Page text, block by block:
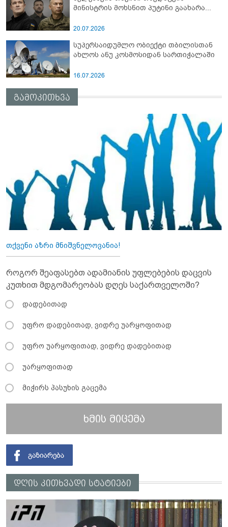
მინისტრის მოხსნით პუტინი გაახარა...
20.07.2026
სუპერსაიდუმლო ობიექტი თბილისთან
ახლოს ანუ კოსმოსიდან სართიჭალაში
16.07.2026
გამოკითხვა
თქვენი აზრი მნიშვნელოვანია!
როგორ შეაფასებთ ადამიანის უფლებების დაცვის
კუთხით მდგომარეობას დღეს საქართველოში?
დადებითად
უფრო დადებითად, ვიდრე უარყოფითად
უფრო უარყოფითად, ვიდრე დადებითად
უარყოფითად
მიჭირს პასუხის გაცემა
ხმის მიცემა
დღის კითხვადი სტატიები